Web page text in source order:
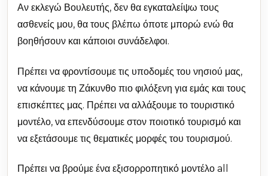
Αν εκλεγώ Βουλευτής, δεν θα εγκαταλείψω τους
ασθενείς μου, θα τους βλέπω όποτε μπορώ ενώ θα
βοηθήσουν και κάποιοι συνάδελφοι.
Πρέπει να φροντίσουμε τις υποδομές του νησιού μας,
να κάνουμε τη Ζάκυνθο πιο φιλόξενη για εμάς και τους
επισκέπτες μας. Πρέπει να αλλάξουμε το τουριστικό
μοντέλο, να επενδύσουμε στον ποιοτικό τουρισμό και
να εξετάσουμε τις θεματικές μορφές του τουρισμού.
Πρέπει να βρούμε ένα εξισορροπητικό μοντέλο all